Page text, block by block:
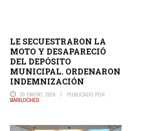
LE SECUESTRARON LA
MOTO Y DESAPARECIÓ
DEL DEPÓSITO
MUNICIPAL. ORDENARON
INDEMNIZACIÓN
30 ENERO, 2024 PUBLICADO POR
BARILOCHED